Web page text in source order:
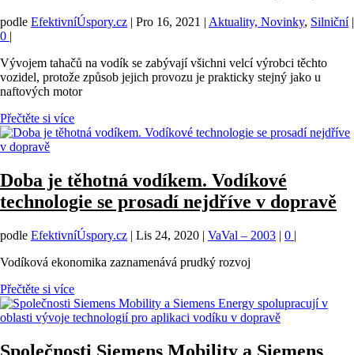
podle EfektivníÚspory.cz | Pro 16, 2021 | Aktuality, Novinky, Silniční|
0 |
Vývojem tahačů na vodík se zabývají všichni velcí výrobci těchto
vozidel, protože způsob jejich provozu je prakticky stejný jako u
naftových motor
Přečtěte si více
Doba je těhotná vodíkem. Vodíkové
technologie se prosadí nejdříve v dopravě
podle EfektivníÚspory.cz | Lis 24, 2020 | VaVal – 2003 | 0 |
Vodíková ekonomika zaznamenává prudký rozvoj
Přečtěte si více